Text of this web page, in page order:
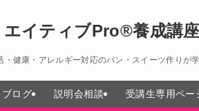
イティブPro®︎養成講座
健康・アレルギー対応のパン・スイーツ作り
ブログ 説明会相談 受講生専用ペー